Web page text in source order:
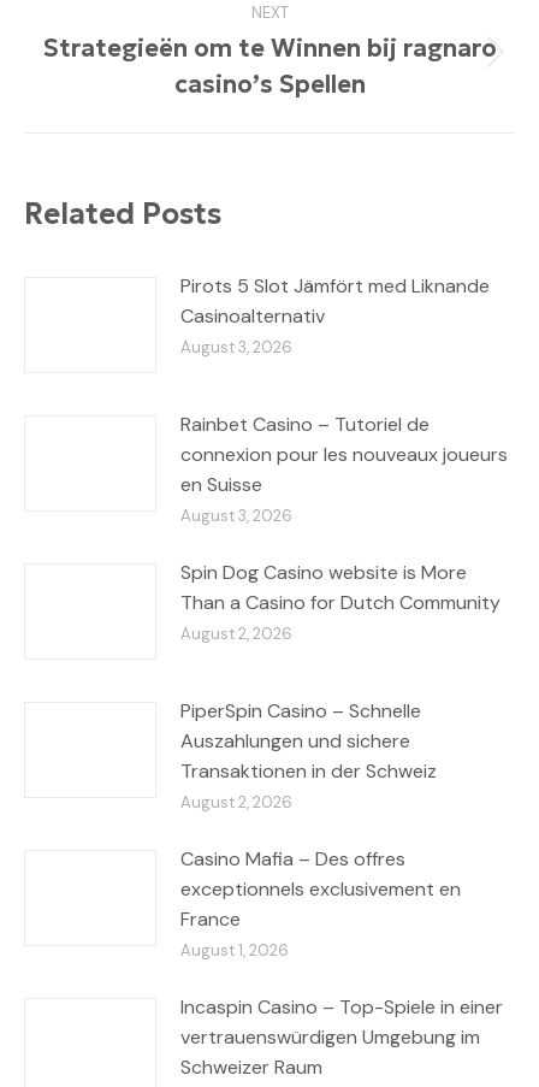
NEXT
Next
post:
Strategieën om te Winnen bij ragnaro
casino’s Spellen
Related Posts
Pirots 5 Slot Jämfört med Liknande
Casinoalternativ
August 3, 2026
Rainbet Casino – Tutoriel de
connexion pour les nouveaux joueurs
en Suisse
August 3, 2026
Spin Dog Casino website is More
Than a Casino for Dutch Community
August 2, 2026
PiperSpin Casino – Schnelle
Auszahlungen und sichere
Transaktionen in der Schweiz
August 2, 2026
Casino Mafia – Des offres
exceptionnels exclusivement en
France
August 1, 2026
Incaspin Casino – Top-Spiele in einer
vertrauenswürdigen Umgebung im
Schweizer Raum